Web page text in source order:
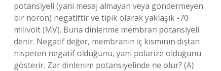
potansiyeli (yani mesaj almayan veya göndermeyen
bir nöron) negatiftir ve tipik olarak yaklaşık -70
milivolt (MV). Buna dinlenme membran potansiyeli
denir. Negatif değer, membranın iç kısmının dıştan
nispeten negatif olduğunu, yani polarize olduğunu
gösterir. Zar dinlenim potansiyelinde ne olur? (A)